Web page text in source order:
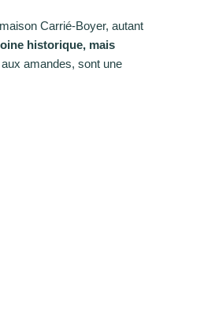
Carrié-Boyer, autant
historique, mais
amandes, sont une